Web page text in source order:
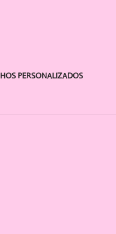
PERSONALIZADOS